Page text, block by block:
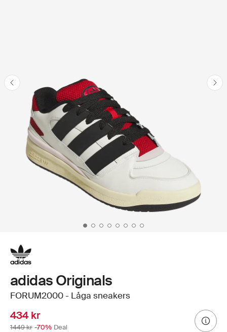
adidas Originals
FORUM2000 - Låga sneakers
434 kr
1449 kr -70% Deal